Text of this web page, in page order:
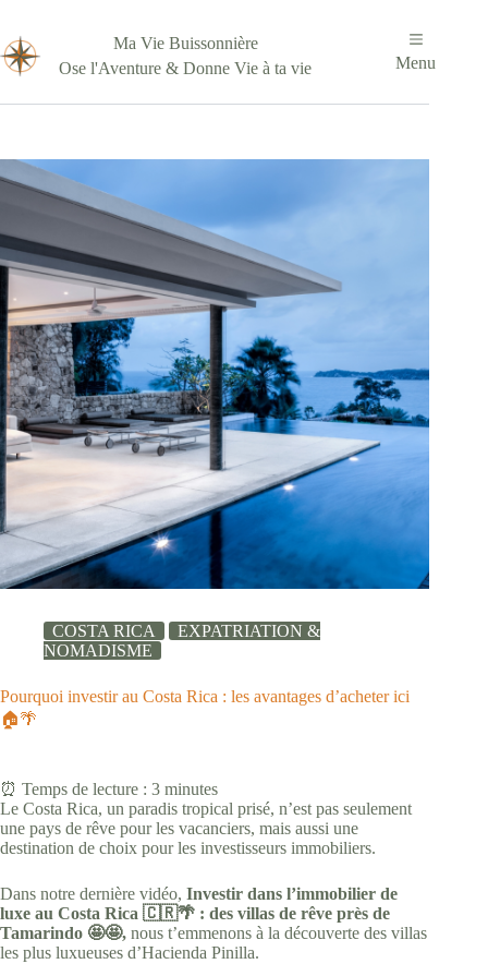
contenu
Ma Vie Buissonnière
Ose l'Aventure & Donne Vie à ta vie
Menu
COSTA RICA
EXPATRIATION &
NOMADISME
Pourquoi investir au Costa Rica : les avantages d’acheter ici
🏠🌴
⏰ Temps de lecture : 3 minutes
Le Costa Rica, un paradis tropical prisé, n’est pas seulement
une pays de rêve pour les vacanciers, mais aussi une
destination de choix pour les investisseurs immobiliers.
Dans notre dernière vidéo, Investir dans l’immobilier de
luxe au Costa Rica 🇨🇷🌴 : des villas de rêve près de
Tamarindo 🤩🤩, nous t’emmenons à la découverte des villas
les plus luxueuses d’Hacienda Pinilla.